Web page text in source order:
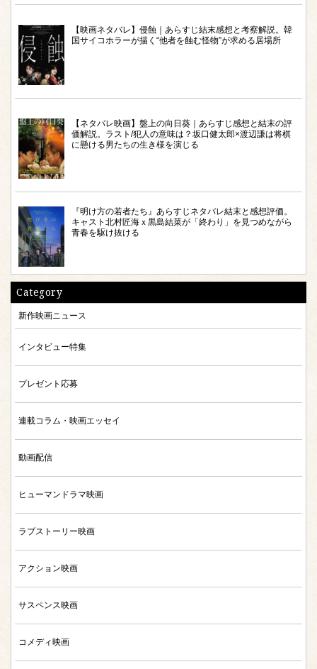
【映画ネタバレ】侵蝕｜あらすじ結末感想と考察解説。韓
国サイコホラーが描く“他者を蝕む怪物”が求める居場所
【ネタバレ映画】盤上の向日葵｜あらすじ感想と結末の評
価解説。ラスト/犯人の意味は？坂口健太郎×渡辺謙は将棋
に懸ける男たちの生き様を演じる
『明け方の若者たち』あらすじネタバレ結末と感想評価。
キャスト北村匠海ｘ黒島結菜が「終わり」を見つめながら
青春を駆け抜ける
Category
新作映画ニュース
インタビュー特集
プレゼント応募
連載コラム・映画エッセイ
動画配信
ヒューマンドラマ映画
ラブストーリー映画
アクション映画
サスペンス映画
コメディ映画